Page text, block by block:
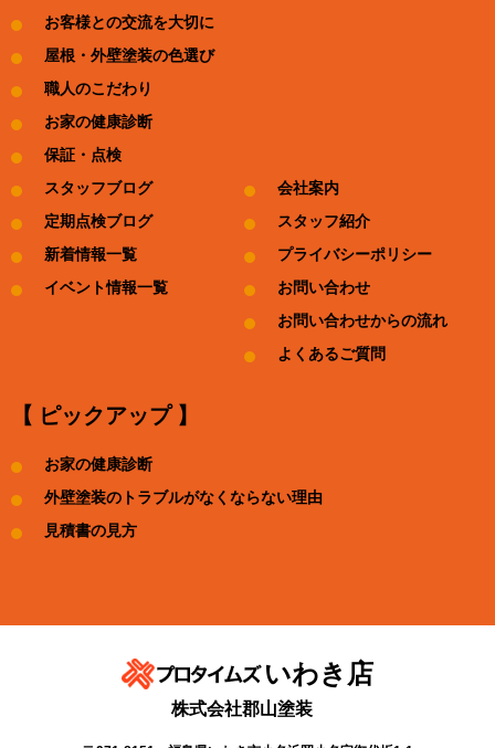
お客様との交流を大切に
屋根・外壁塗装の色選び
職人のこだわり
お家の健康診断
保証・点検
スタッフブログ
定期点検ブログ
新着情報一覧
イベント情報一覧
会社案内
スタッフ紹介
プライバシーポリシー
お問い合わせ
お問い合わせからの流れ
よくあるご質問
【 ピックアップ 】
お家の健康診断
外壁塗装のトラブルがなくならない理由
見積書の見方
いわき店
株式会社郡山塗装